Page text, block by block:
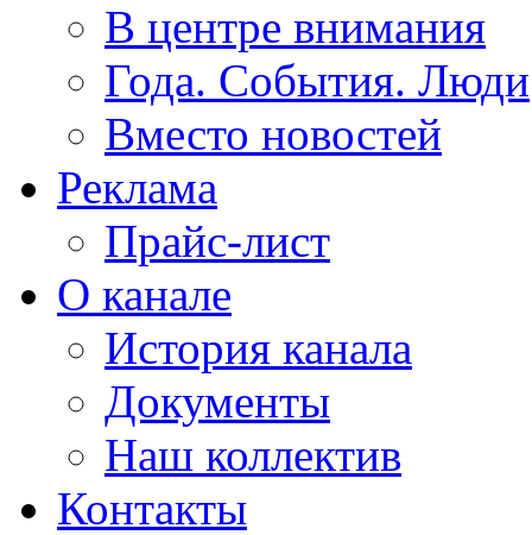
В центре внимания
Года. События. Люди
Вместо новостей
Реклама
Прайс-лист
О канале
История канала
Документы
Наш коллектив
Контакты